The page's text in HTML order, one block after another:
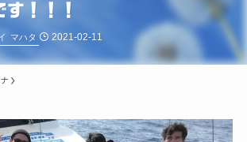
す！！！
マハタ 2021-02-11